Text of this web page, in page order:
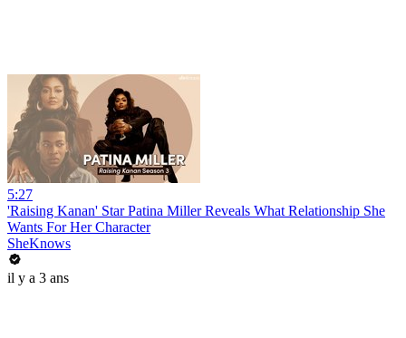
5:27
'Raising Kanan' Star Patina Miller Reveals What Relationship She
Wants For Her Character
SheKnows
il y a 3 ans